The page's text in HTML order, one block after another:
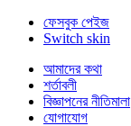
ফেসবুক পেইজ
Switch skin
আমাদের কথা
শর্তাবলী
বিজ্ঞাপনের নীতিমালা
যোগাযোগ